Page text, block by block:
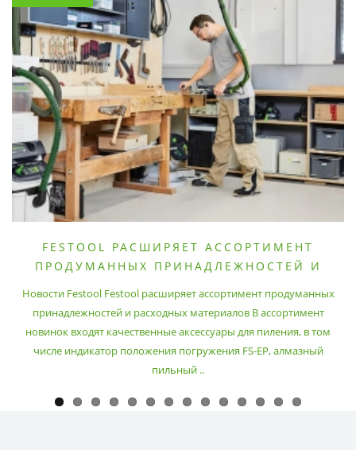
FESTOOL РАСШИРЯЕТ АССОРТИМЕНТ
ПРОДУМАННЫХ ПРИНАДЛЕЖНОСТЕЙ И
Новости Festool Festool расширяет ассортимент продуманных
принадлежностей и расходных материалов В ассортимент
новинок входят качественные аксессуары для пиления, в том
числе индикатор положения погружения FS-EP, алмазный
пильный ..